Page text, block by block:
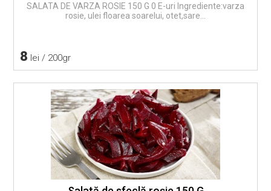
SALATA DE VARZA ROSIE 150 G 0 E-uri Ingrediente:varza
rosie, ulei floarea soarelui, otet,sare...
8 lei / 200gr